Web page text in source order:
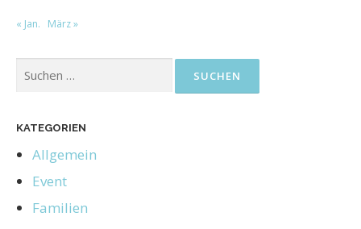
« Jan. März »
KATEGORIEN
Allgemein
Event
Familien